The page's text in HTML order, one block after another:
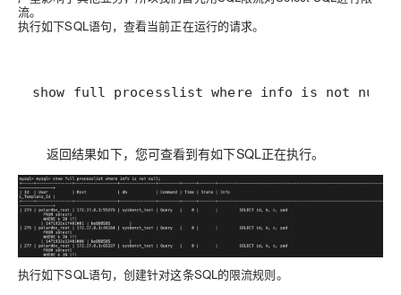
流。
执行如下SQL语句，查看当前正在运行的请求。
show full processlist where info is not null
返回结果如下，您可查看到有如下SQL正在执行。
执行如下SQL语句，创建针对这条SQL的限流规则。